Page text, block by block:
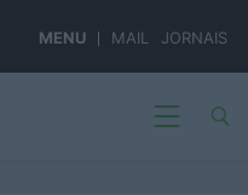
MENU MAIL JORNAIS